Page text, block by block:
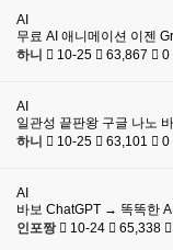
AI
무료 AI 애니메이션 이젠
하니
10-25 63,867 0
AI
일관성 끝판왕 구글 나노
하니
10-25 63,101 0
AI
바보 ChatGPT → 똑똑한
인포짱
10-24 65,338